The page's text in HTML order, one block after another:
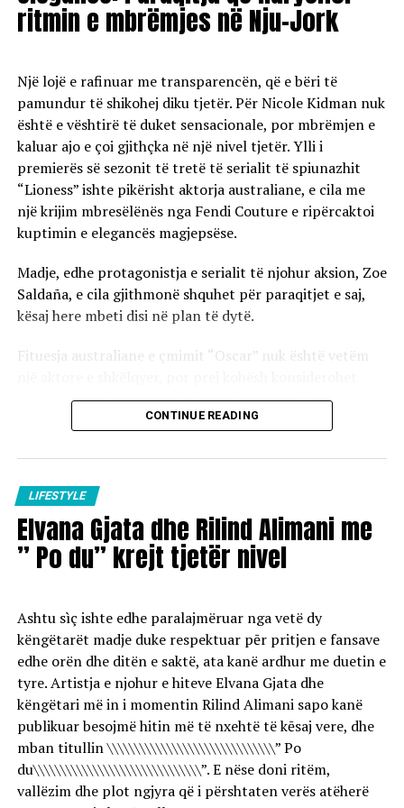
një eksperiencë të frymëzuar nga karakteri i Rivierës
përvoja të dedikuara që lidhin vizitorët me natyrën dhe
kulturën lokale.
Ajo që e dallon Green Coast Hotel është mënyra se si
ndërton një raport harmonik me destinacionin ku
ndodhet. Përtej një qëndrimi tradicional, hoteli synon të
prezantojë karakterin e Rivierës Shqiptare përmes
eksperiencave që lidhen me detin, natyrën,
Riviera Shqiptare po pozicionohet gjithnjë e më shumë
po luan një rol të rëndësishëm në këtë histori të re
Ky vlerësim ndërkombëtar është një dëshmi e vizionit
Shqipërisë takohet me standardet globale të mikpritjes,
duke ofruar një eksperiencë që mbetet gjatë në kujtesën
e çdo vizitori.
ritmin e mbrëmjes në Nju-Jork
Një lojë e rafinuar me transparencën, që e bëri të
pamundur të shikohej diku tjetër. Për Nicole Kidman nuk
është e vështirë të duket sensacionale, por mbrëmjen e
kaluar ajo e çoi gjithçka në një nivel tjetër. Ylli i
premierës së sezonit të tretë të serialit të spiunazhit
“Lioness” ishte pikërisht aktorja australiane, e cila me
një krijim mbresëlënës nga Fendi Couture e ripërcaktoi
kuptimin e elegancës magjepsëse.
Madje, edhe protagonistja e serialit të njohur aksion, Zoe
Saldaña, e cila gjithmonë shquhet për paraqitjet e saj,
kësaj here mbeti disi në plan të dytë.
Fituesja australiane e çmimit “Oscar” nuk është vetëm
edhe një nga ikonat e padiskutueshme të stilit në
Hollywood. Me çdo paraqitje të re ajo e dëshmon se e
Mbrëmjen e kaluar në Nju-Jork, Kidman shkoi edhe disa
hapa më tej, ndërsa për përshtypjen e jashtëzakonshme
u kujdes kombinimi me firmën e shtëpisë së modës
Fendi.
provokues për ta ngacmuar imagjinatën – një formulë
që Nicole Kidman, 59 vjeçe, di ta realizojë në mënyrë të
përsosur, transmeton Telegrafi.
Pikërisht me këto fjalë analistët e modës e përshkruan
veshjen, e cila përbëhej nga pantallona të bardha me
këmbë të gjera dhe një pjesë e sipërme transparente në
ngjyrë argjendi.
Krijimi ishte zbukuruar me hollësi dantelle dhe dekorime
CONTINUE READING
LIFESTYLE
Elvana Gjata dhe Rilind Alimani me
” Po du” krejt tjetër nivel
Ashtu sìç ishte edhe paralajmëruar nga vetë dy
këngëtarët madje duke respektuar pēr pritjen e fansave
edhe orën dhe ditën e saktë, ata kanë ardhur me duetin e
tyre. Artistja e njohur e hiteve Elvana Gjata dhe
këngëtari më in i momentin Rilind Alimani sapo kanë
publikuar besojmë hitin më të nxehtë të kēsaj vere, dhe
mban titullin \\\\\\\\\\\\\\\\\\\\\\\\\\\\\\\” Po
du\\\\\\\\\\\\\\\\\\\\\\\\\\\\\\\”. E nëse doni ritëm,
vallëzim dhe plot ngjyra që i përshtaten verës atëherë